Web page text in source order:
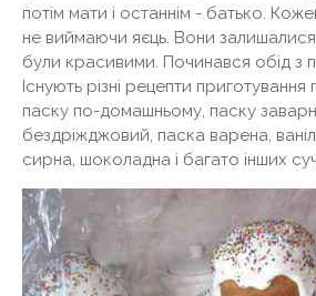
потім мати і останнім - батько.
не виймаючи яєць. Вони
були красивими. Починався обід з
Існують різні рецепти приготування
паску по-домашньому, паску
бездріжджовий, паска варена,
сирна, шоколадна і багато інших